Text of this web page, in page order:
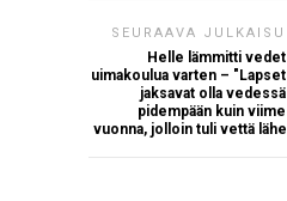
SEURAAVA JULKAISU
Helle lämmitti vedet
uimakoulua varten – "Lapset
jaksavat olla vedessä
pidempään kuin viime
vuonna, jolloin tuli vettä